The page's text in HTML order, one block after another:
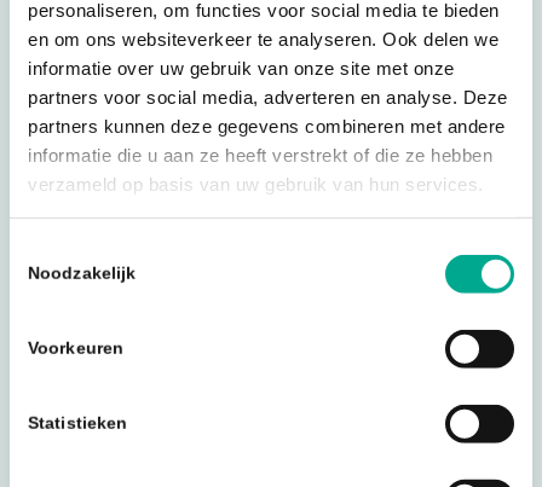
personaliseren, om functies voor social media te bieden
en om ons websiteverkeer te analyseren. Ook delen we
informatie over uw gebruik van onze site met onze
partners voor social media, adverteren en analyse. Deze
partners kunnen deze gegevens combineren met andere
informatie die u aan ze heeft verstrekt of die ze hebben
verzameld op basis van uw gebruik van hun services.
Noodzakelijk
Voorkeuren
Statistieken
Lees onze actuele artikelen